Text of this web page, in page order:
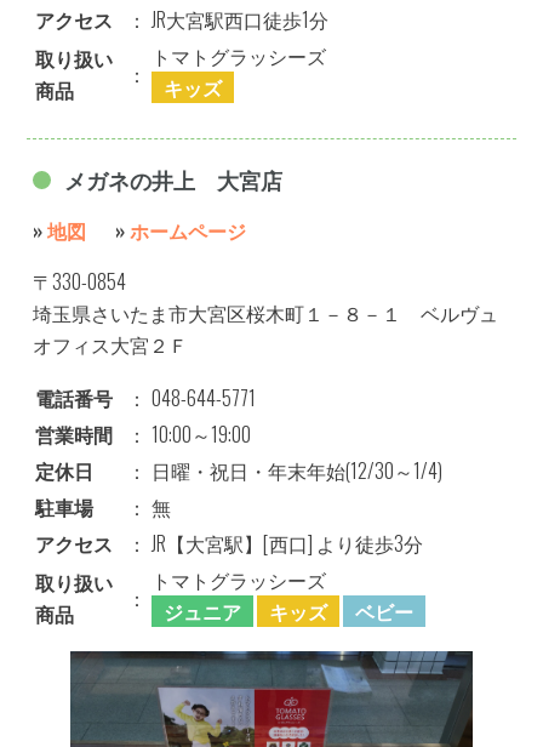
アクセス
： JR大宮駅西口徒歩1分
取り扱い
商品
：
トマトグラッシーズ
キッズ
メガネの井上 大宮店
»地図 »ホームページ
〒330-0854
埼玉県さいたま市大宮区桜木町１－８－１ ベルヴュ
オフィス大宮２Ｆ
電話番号
： 048-644-5771
営業時間
： 10:00～19:00
定休日
： 日曜・祝日・年末年始(12/30～1/4)
駐車場
： 無
アクセス
： JR【大宮駅】[西口] より徒歩3分
取り扱い
商品
：
トマトグラッシーズ
ジュニア
キッズ ベビー